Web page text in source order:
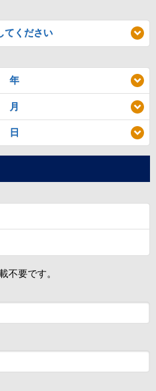
てください
年
月
日
不要です。